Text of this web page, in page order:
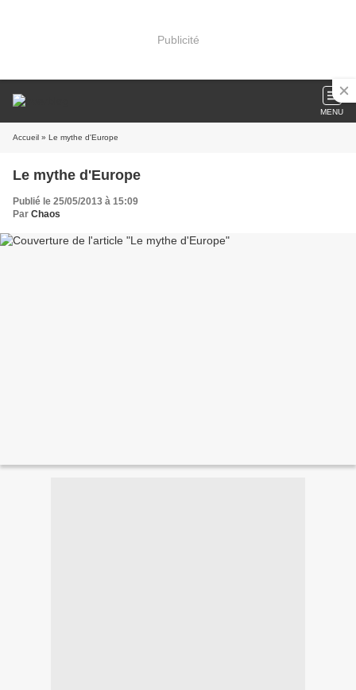
Publicité
MENU
Accueil » Le mythe d'Europe
Le mythe d'Europe
Publié le 25/05/2013 à 15:09
Par Chaos